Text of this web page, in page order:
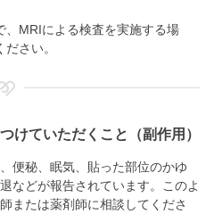
、MRIによる検査を実施する場
さい。
けていただくこと（副作用）
便秘、眠気、貼った部位のかゆ
などが報告されています。このよ
または薬剤師に相談してくださ